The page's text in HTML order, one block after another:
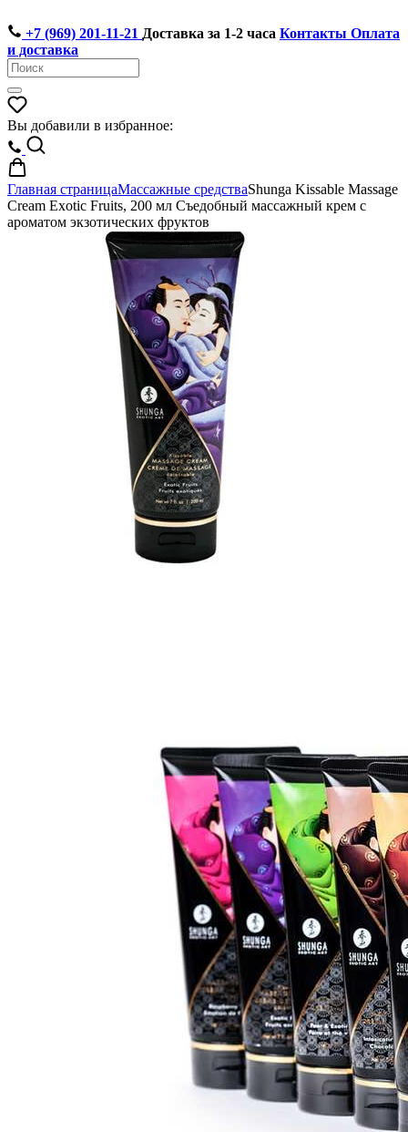
+7 (969) 201-11-21 Доставка за 1-2 часа Контакты Оплата
и доставка
Вы добавили в избранное:
Главная страницаМассажные средстваShunga Kissable Massage
Cream Exotic Fruits, 200 мл Съедобный массажный крем с
ароматом экзотических фруктов